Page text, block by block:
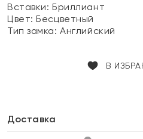
Вставки:Бриллиант
Цвет:Бесцветный
Тип замка:Английский
В
Доставка